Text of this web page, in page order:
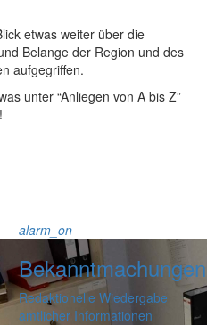
etwas weiter über die
Belange der Region und des
aufgegriffen.
unter “Anliegen von A bis Z”
alarm_on
Bekanntmachungen
Redaktionelle Wiedergabe
amtlicher Informationen